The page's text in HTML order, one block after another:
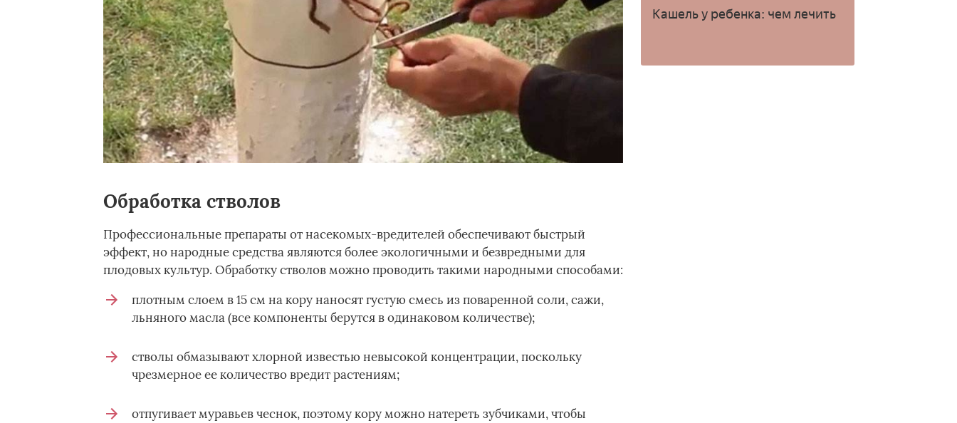
Обработка стволов
Профессиональные препараты от насекомых-вредителей обеспечивают быстрый
эффект, но народные средства являются более экологичными и безвредными для
плодовых культур. Обработку стволов можно проводить такими народными способами:
плотным слоем в 15 см на кору наносят густую смесь из поваренной соли, сажи,
льняного масла (все компоненты берутся в одинаковом количестве);
стволы обмазывают хлорной известью невысокой концентрации, поскольку
чрезмерное ее количество вредит растениям;
отпугивает муравьев чеснок, поэтому кору можно натереть зубчиками, чтобы
Кашель у ребенка: чем лечить